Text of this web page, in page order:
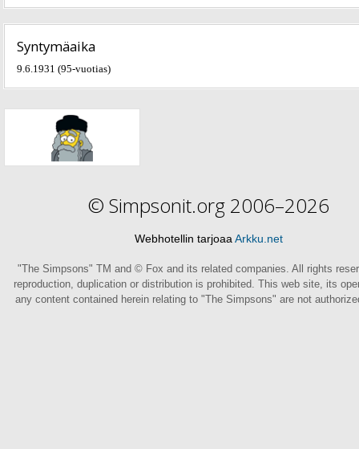
Syntymäaika
9.6.1931 (95-vuotias)
© Simpsonit.org 2006–2026
Webhotellin tarjoaa Arkku.net
"The Simpsons" TM and © Fox and its related companies. All rights
reproduction, duplication or distribution is prohibited. This web site, its
any content contained herein relating to "The Simpsons" are not